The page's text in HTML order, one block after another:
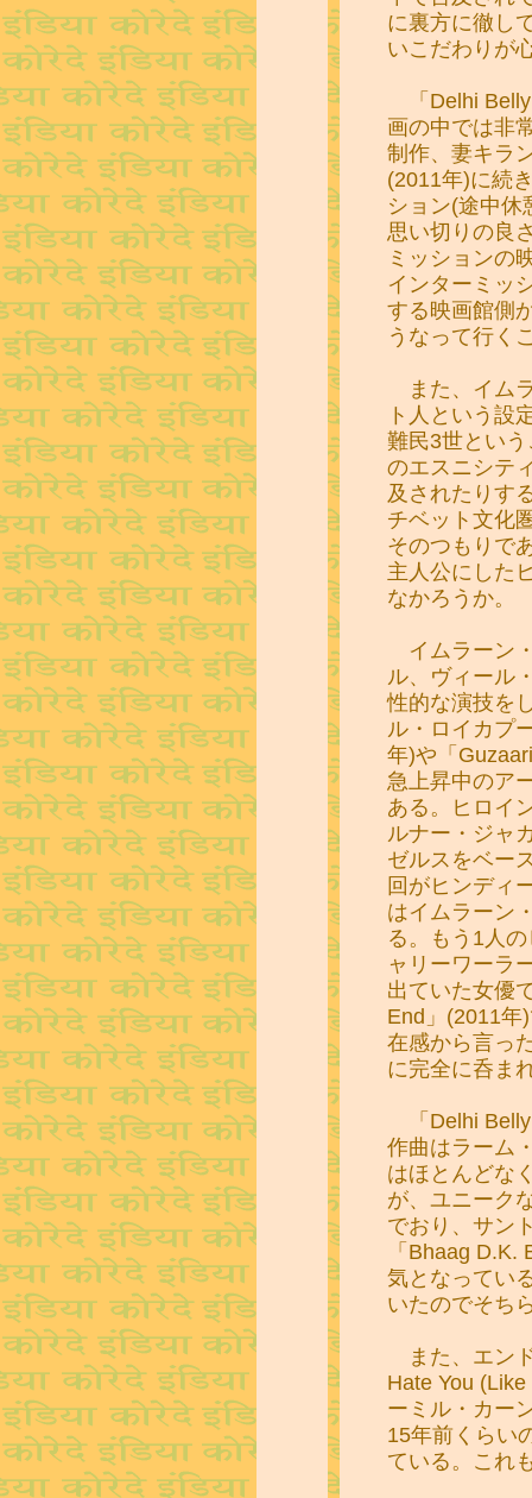
に裏方に徹し
いこだわりが
「Delhi Belly
画の中では非
制作、妻キラ
(2011年)に続
ション(途中休
思い切りの良
ミッションの
インターミッ
する映画館側
うなって行く
また、イム
ト人という設
難民3世とい
のエスニシテ
及されたりす
チベット文化
そのつもりで
主人公にした
なかろうか。
イムラーン
ル、ヴィール
性的な演技を
ル・ロイカプ
年)や「
急上昇中のア
ある。ヒロイ
ルナー・ジャ
ゼルスをベー
回がヒンディ
はイムラーン
る。もう1人
ャリーワーラ
出ていた女優
End」(2011年
在感から言っ
に完全に呑ま
「Delhi Belly
作曲はラーム
はほとんどな
が、ユニーク
でおり、サン
「Bhaag
気となってい
いたのでそち
また、エン
Hate You
ーミル・カー
15年前くらい
ている。これ